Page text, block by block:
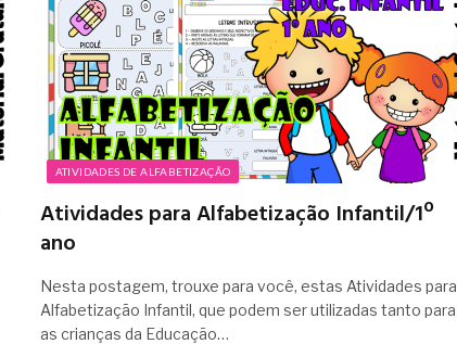
ATIVIDADES DE ALFABETIZAÇÃO
Atividades para Alfabetização Infantil/1º
ano
Nesta postagem, trouxe para você, estas Atividades para
Alfabetização Infantil, que podem ser utilizadas tanto para
as crianças da Educação…